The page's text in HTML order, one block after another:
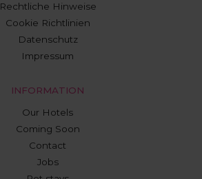
Rechtliche Hinweise
Cookie Richtlinien
Datenschutz
Impressum
INFORMATION
Our Hotels
Coming Soon
Contact
Jobs